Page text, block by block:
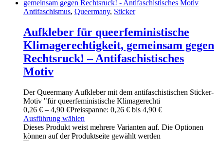
Antifaschismus, Queermany, Sticker
Aufkleber für queerfeministische
Klimagerechtigkeit, gemeinsam gegen
Rechtsruck! – Antifaschistisches
Motiv
Der Queermany Aufkleber mit dem antifaschistischen Sticker-
Motiv "für queerfeministische Klimagerechti
0,26 € – 4,90 €Preisspanne: 0,26 € bis 4,90 €
Ausführung wählen
Dieses Produkt weist mehrere Varianten auf. Die Optionen
können auf der Produktseite gewählt werden